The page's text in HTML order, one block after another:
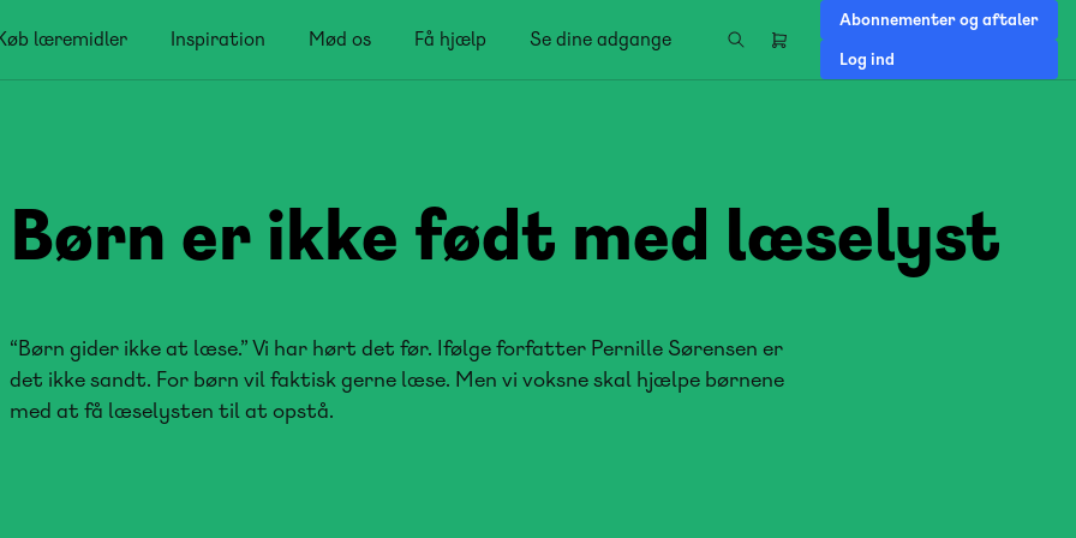
læremidler Inspiration Mød os Få hjælp Se dine adgange
Header
Abonnementer og aftaler
Log ind
Børn er ikke født med læselyst
“Børn gider ikke at læse.” Vi har hørt det før. Ifølge forfatter Pernille Sørensen er
det ikke sandt. For børn vil faktisk gerne læse. Men vi voksne skal hjælpe børnene
med at få læselysten til at opstå.